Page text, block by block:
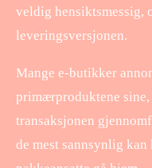
veldig hensiktsmessig,
leveringsversjonen.
Mange e-butikker
primærproduktene
transaksjonen
de mest sannsynlig